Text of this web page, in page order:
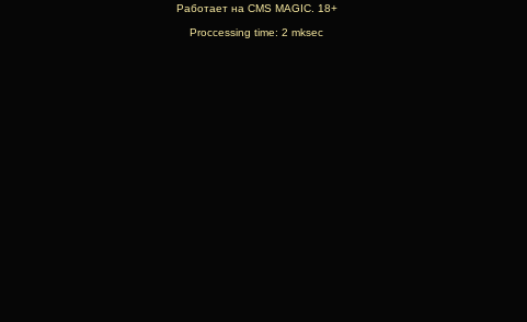
Работает на CMS MAGIC. 18+
Proccessing time: 2 mksec